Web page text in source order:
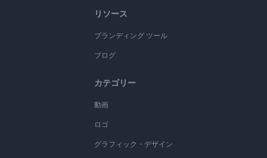
リソース
ブランディング ツール
ブログ
カテゴリー
動画
ロゴ
グラフィック・デザイン